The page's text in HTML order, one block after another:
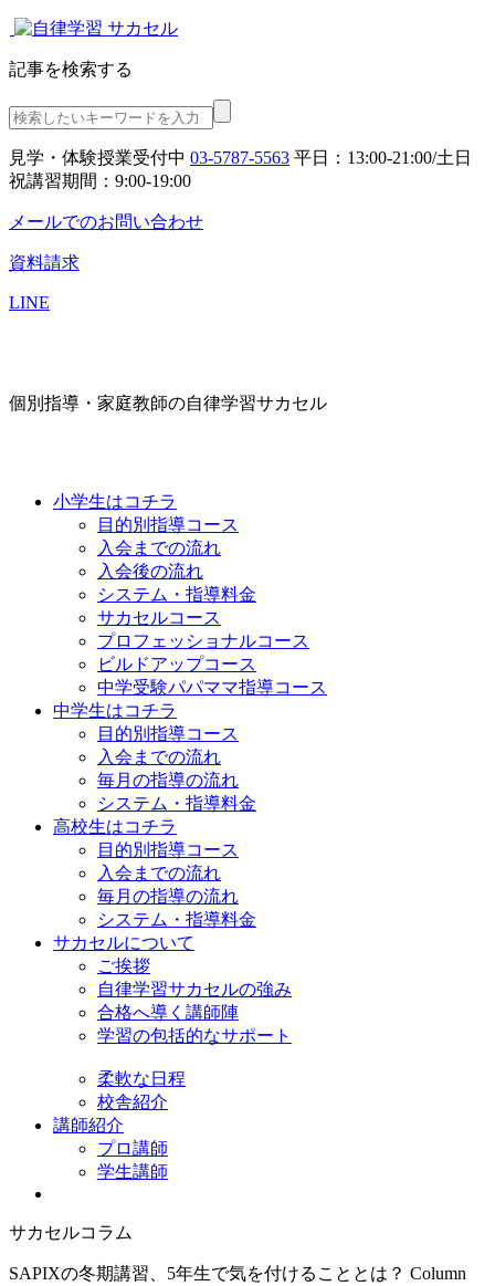
記事を検索する
見学・体験授業受付中 03-5787-5563 平日：13:00-21:00/土日
祝講習期間：9:00-19:00
メールでのお問い合わせ
資料請求
LINE
個別指導・家庭教師の自律学習サカセル
小学生はコチラ
目的別指導コース
入会までの流れ
入会後の流れ
システム・指導料金
サカセルコース
プロフェッショナルコース
ビルドアップコース
中学受験パパママ指導コース
中学生はコチラ
目的別指導コース
入会までの流れ
毎月の指導の流れ
システム・指導料金
高校生はコチラ
目的別指導コース
入会までの流れ
毎月の指導の流れ
システム・指導料金
サカセルについて
ご挨拶
自律学習サカセルの強み
合格へ導く講師陣
学習の包括的なサポート
柔軟な日程
校舎紹介
講師紹介
プロ講師
学生講師
サカセルコラム
SAPIXの冬期講習、5年生で気を付けることとは？ Column